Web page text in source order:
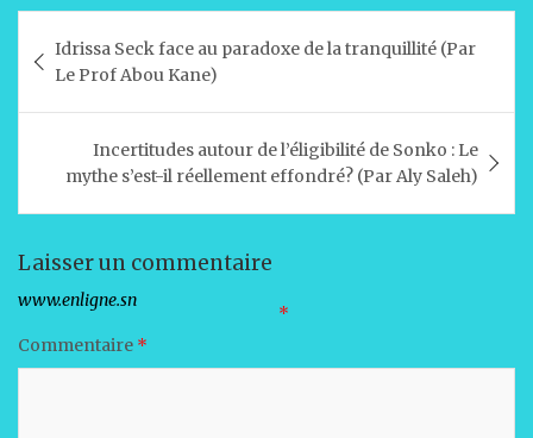
at
s
A
p
c
e
b
o
o
k
k
e
dI
n
ai
l
ta
g
er
de
l’article
Idrissa Seck face au paradoxe de la tranquillité (Par
Le Prof Abou Kane)
Incertitudes autour de l’éligibilité de Sonko : Le
mythe s’est-il réellement effondré? (Par Aly Saleh)
Laisser un commentaire
Votre adresse e-mail ne sera pas publiée.
Les champs obligatoires sont indiqués avec *
Commentaire *